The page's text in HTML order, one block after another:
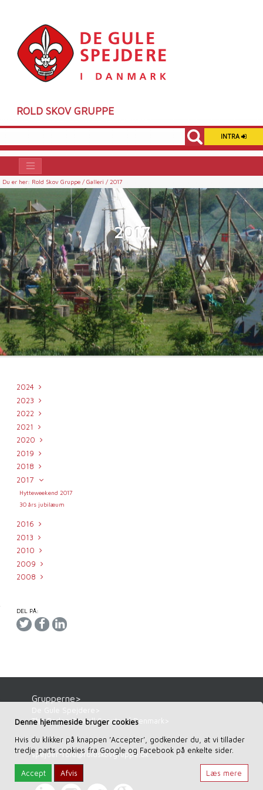
ROLD SKOV GRUPPE
INTRA
Du er her: Rold Skov Gruppe /Galleri /2017
2017
2024
2023
2022
2021
2020
2019
2018
2017
Hytteweekend 2017
30 års jubilæum
2016
2013
2010
2009
2008
DEL PÅ:
Grupperne>
De Gule Spejdere>
The Baden Powell Scouts of Denmark>
spejder-rold@roldskovgruppe.dk
Denne hjemmeside bruger cookies
Hvis du klikker på knappen ’Accepter’, godkender du, at vi tillader
tredje parts cookies fra Google og Facebook på enkelte sider.
Læs mere
Accept Afvis